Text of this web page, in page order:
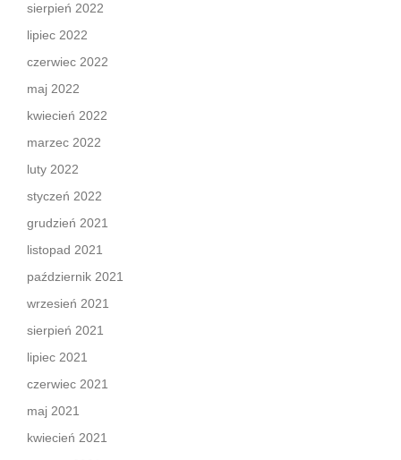
sierpień 2022
lipiec 2022
czerwiec 2022
maj 2022
kwiecień 2022
marzec 2022
luty 2022
styczeń 2022
grudzień 2021
listopad 2021
październik 2021
wrzesień 2021
sierpień 2021
lipiec 2021
czerwiec 2021
maj 2021
kwiecień 2021